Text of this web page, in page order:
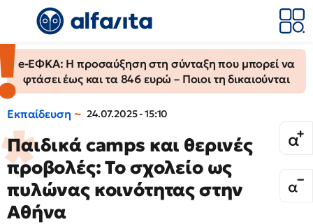
e-ΕΦΚΑ: Η προσαύξηση στη σύνταξη που μπορεί να
φτάσει έως και τα 846 ευρώ – Ποιοι τη δικαιούνται
Εκπαίδευση 24.07.2025 - 15:10
Παιδικά camps και θερινές
προβολές: Το σχολείο ως
πυλώνας κοινότητας στην
Αθήνα